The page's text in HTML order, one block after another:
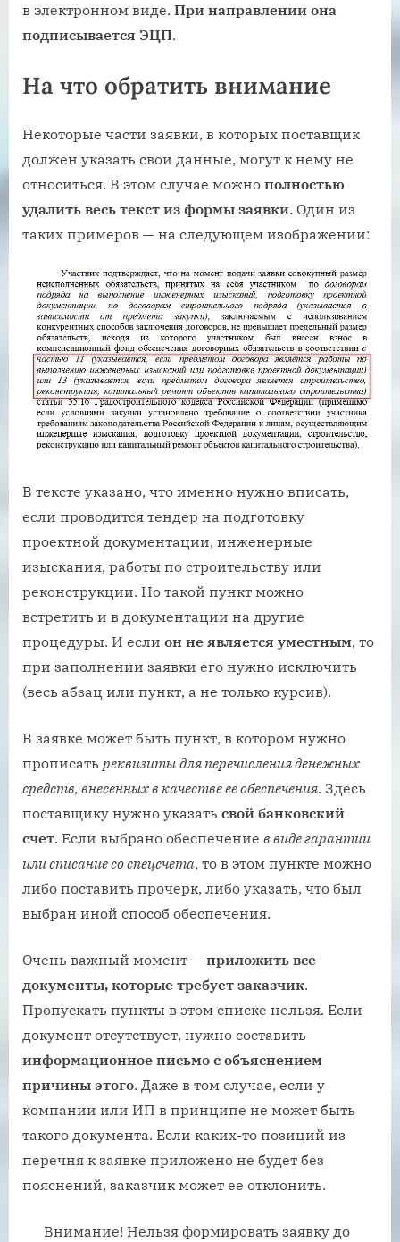
в электронном виде. При направлении она
подписывается ЭЦП.
На что обратить внимание
Некоторые части заявки, в которых поставщик
должен указать свои данные, могут к нему не
относиться. В этом случае можно полностью
удалить весь текст из формы заявки. Один из
таких примеров — на следующем изображении:
В тексте указано, что именно нужно вписать,
если проводится тендер на подготовку
проектной документации, инженерные
изыскания, работы по строительству или
реконструкции. Но такой пункт можно
встретить и в документации на другие
процедуры. И если он не является уместным, то
при заполнении заявки его нужно исключить
(весь абзац или пункт, а не только курсив).
В заявке может быть пункт, в котором нужно
прописать реквизиты для перечисления денежных
средств, внесенных в качестве ее обеспечения. Здесь
поставщику нужно указать свой банковский
счет. Если выбрано обеспечение в виде гарантии
или списание со спецсчета, то в этом пункте можно
либо поставить прочерк, либо указать, что был
выбран иной способ обеспечения.
Очень важный момент — приложить все
документы, которые требует заказчик.
Пропускать пункты в этом списке нельзя. Если
документ отсутствует, нужно составить
информационное письмо с объяснением
причины этого. Даже в том случае, если у
компании или ИП в принципе не может быть
такого документа. Если каких-то позиций из
перечня к заявке приложено не будет без
пояснений, заказчик может ее отклонить.
Внимание! Нельзя формировать заявку до